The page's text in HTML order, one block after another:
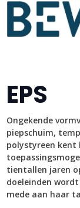
EPS
Ongekende
piepschuim,
polystyreen kent
tientallen jaren
doeleinden
mede aan haar